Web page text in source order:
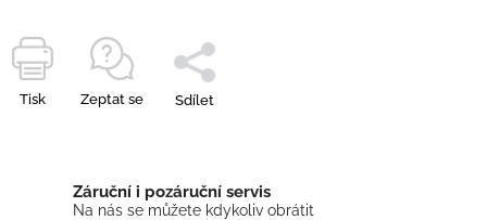
Tisk Zeptat se Sdílet
Záruční i pozáruční servis
Na nás se můžete kdykoliv obrátit